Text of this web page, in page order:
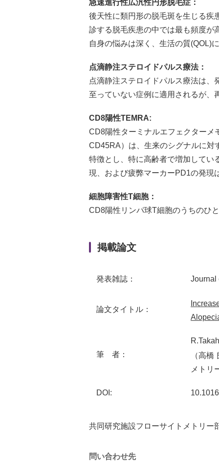
急速進行性広汎性円形脱毛症：
後天性に類円形の脱毛斑を生じる疾
診する脱毛疾患の中では最も頻度が
自身の悩みは深く、生活の質(QOL)
点滴静注ステロイドパルス療法：
点滴静注ステロイドパルス療法は
至っていない症例に適用されるが、
CD8陽性TEMRA:
CD8陽性ターミナルエフェクターメ
CD45RA）は、生来のシグナルに対
特徴とし、特に高齢者で増加して
現、および疲弊マーカーPD1の発現
細胞障害性T細胞：
CD8陽性リンパ球T細胞のうちのひ
掲載論文
発表雑誌： Journal
論文タイトル：
筆 者：
（高橋
メトリ
DOI:
共同研究施設フローサイトメトリー
問い合わせ先